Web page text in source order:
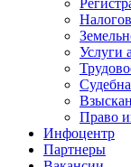
Услуги
Право
Инфоцентр
Партнеры